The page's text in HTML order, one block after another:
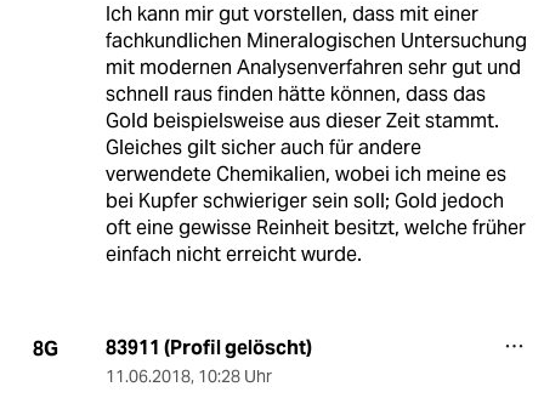
Ich kann mir gut vorstellen, dass mit einer
fachkundlichen Mineralogischen Untersuchung
mit modernen Analysenverfahren sehr gut und
schnell raus finden hätte können, dass das
Gold beispielsweise aus dieser Zeit stammt.
Gleiches gilt sicher auch für andere
verwendete Chemikalien, wobei ich meine es
bei Kupfer schwieriger sein soll; Gold jedoch
oft eine gewisse Reinheit besitzt, welche früher
einfach nicht erreicht wurde.
8G 83911 (Profil gelöscht)
11.06.2018, 10:28 Uhr